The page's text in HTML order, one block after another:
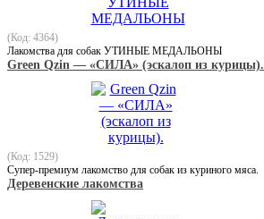
(Код: 4364)
Лакомства для собак УТИНЫЕ МЕДАЛЬОНЫ
Green Qzin — «СИЛА» (эскалоп из курицы).
(Код: 1529)
Супер-премиум лакомство для собак из куриного мяса.
Деревенские лакомства